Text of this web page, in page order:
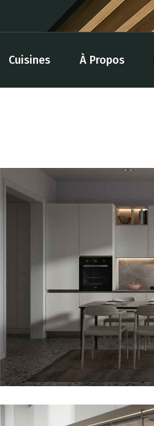
Cuisines À Propos